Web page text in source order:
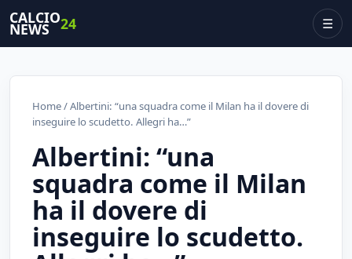
CALCIO
NEWS 24 ☰
Home/ Albertini: “una squadra come il Milan ha il dovere di
inseguire lo scudetto. Allegri ha…”
Albertini: “una
squadra come il Milan
ha il dovere di
inseguire lo scudetto.